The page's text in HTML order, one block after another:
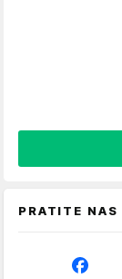
PRATITE NAS